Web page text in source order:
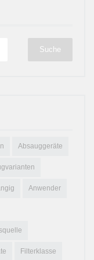
Absauggeräte
Anwender
Filterklasse